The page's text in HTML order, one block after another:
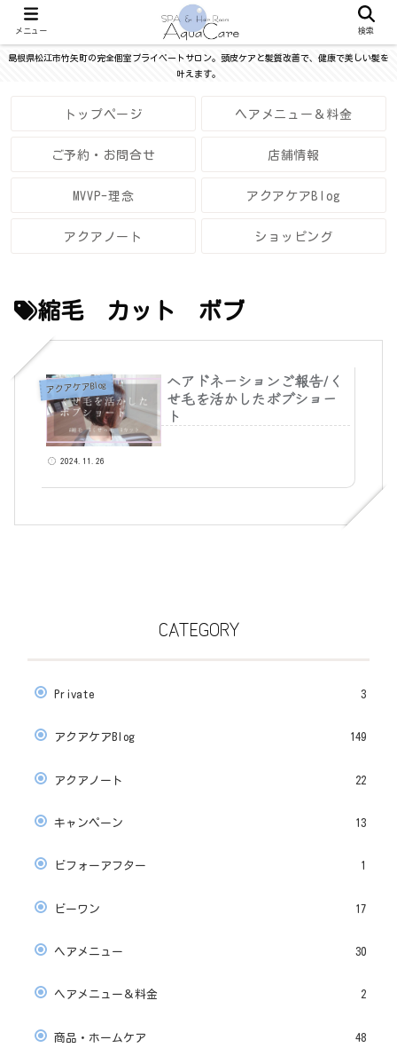
島根県松江市竹矢町の完全個室プライベートサロン。頭皮ケアと髪質改善で、健康で美しい髪を
叶えます。
トップページ ヘアメニュー＆料金
ご予約・お問合せ 店舗情報
MVVP-理念 アクアケアBlog
アクアノート ショッピング
縮毛 カット ボブ
アクアケアBlog
ヘアドネーションご報告/く
せ毛を活かしたボブショー
ト
2024.11.26
CATEGORY
Private 3
アクアケアBlog 149
アクアノート 22
キャンペーン 13
ビフォーアフター 1
ビーワン 17
ヘアメニュー 30
ヘアメニュー＆料金 2
商品・ホームケア 48
メニュー 検索